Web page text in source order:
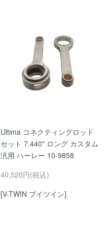
Ultima コネクティングロッド
セット 7.440" ロング カスタム
汎用 ハーレー 10-9858
40,520円(税込)
[V-TWIN ブイツイン]